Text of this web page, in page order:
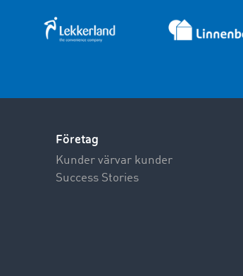
Företag
Kunder värvar kunder
Success Stories